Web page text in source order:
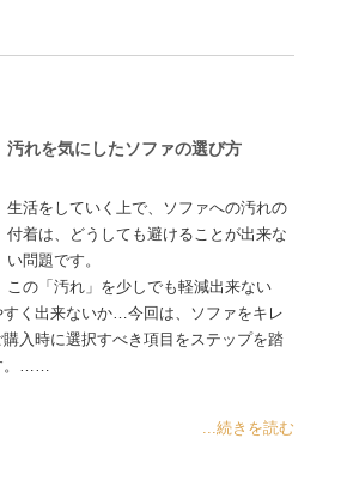
汚れを気にしたソファの選び方
生活をしていく上で、ソファへの汚れの
付着は、どうしても避けることが出来な
い問題です。
この「汚れ」を少しでも軽減出来ない
く出来ないか…今回は、ソファをキレ
入時に選択すべき項目をステップを踏
。……
...続きを読む